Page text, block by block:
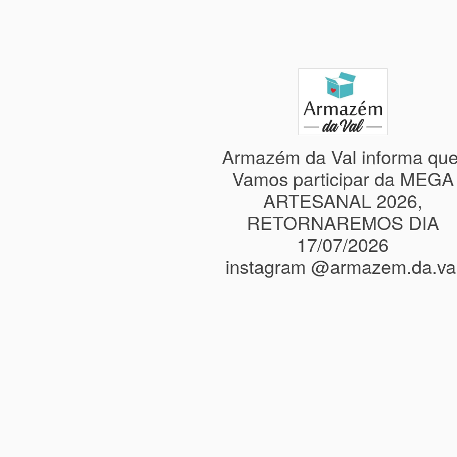
Armazém da Val informa
Vamos participar da MEGA
ARTESANAL 2026,
RETORNAREMOS DIA
17/07/2026
instagram